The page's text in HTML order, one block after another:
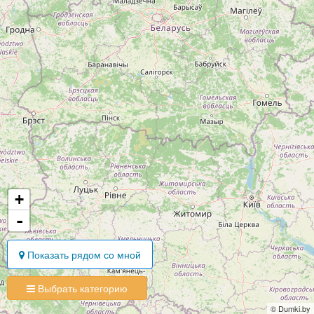
+
-
Показать рядом со мной
Выбрать категорию
© Dumki.by